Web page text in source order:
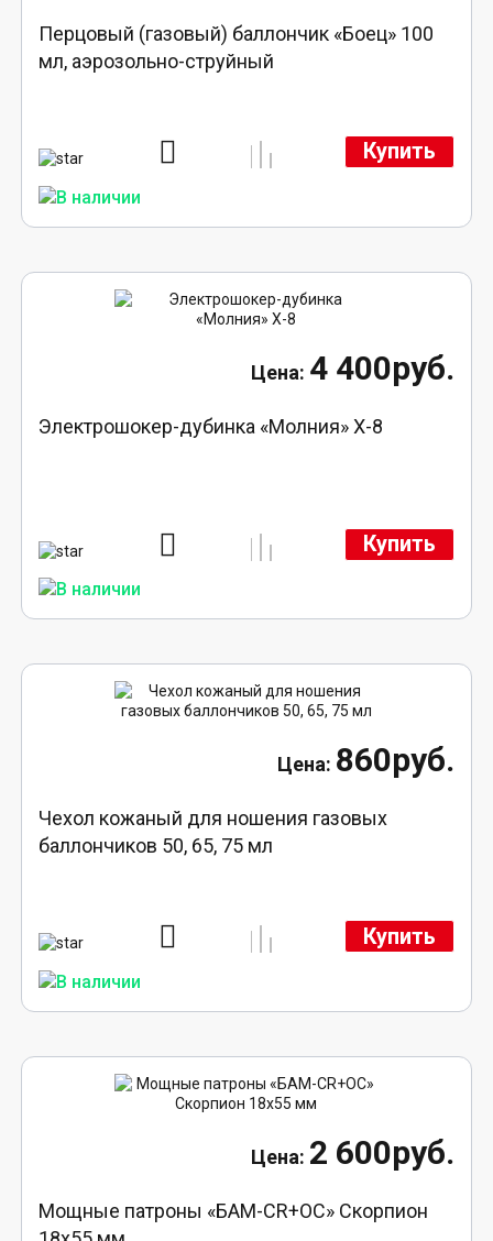
Перцовый (газовый) баллончик «Боец» 100
мл, аэрозольно-струйный
Купить
4 400руб.
Электрошокер-дубинка «Молния» Х-8
Купить
860руб.
Чехол кожаный для ношения газовых
баллончиков 50, 65, 75 мл
Купить
2 600руб.
Мощные патроны «БАМ-CR+ОС» Скорпион